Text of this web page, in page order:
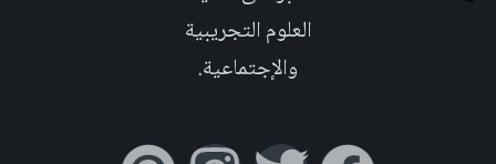
العلوم التجريبية
والإجتماعية.